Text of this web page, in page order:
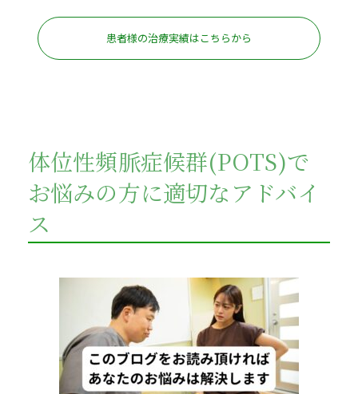
患者様の治療実績はこちらから
体位性頻脈症候群(POTS)で
お悩みの方に適切なアドバイ
ス